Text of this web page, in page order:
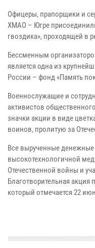
Офицеры, прапорщики и
ХМАО – Югре
гвоздика», проходящей в
Бессменным
является одна из
России – фонд «Память
Военнослужащие и
активистов
значки акции в виде
воинов, пролитую за
Все вырученные денежные
высокотехнологичной
Отечественной войны и
Благотворительная акция
который отмечается 22